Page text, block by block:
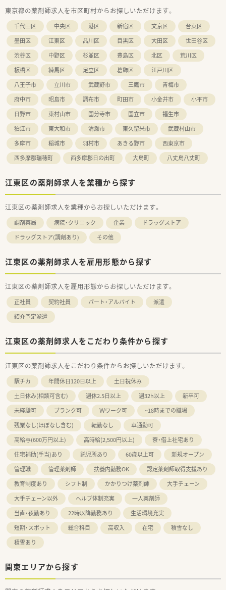
きます。
【法人特徴について】
■東京や埼玉、神奈川の首都圏エリアを中心に複数の調剤薬局を
展開し、安定した経営基盤を持っています。
■従業員の働きやすさを第一に考えた環境整備に力を入れてお
り、社内全体の定着率が非常に高い法人です。
■未経験者に対するマンツーマン指導など、教育体制が充実して
おり、個人の成長をしっかり支援します。
東京都の薬剤師求人を市区町村からお探しいただけます。
千代田区 中央区 港区 新宿区 文京区
台東区
墨田区
江東区 品川区 目黒区 大田区
世田谷区
渋谷区
中野区 杉並区 豊島区 北区
荒川区
板橋区
練馬区 足立区 葛飾区
江戸川区
八王子市
立川市 武蔵野市 三鷹市
青梅市
府中市
昭島市 調布市 町田市 小金井市
小平市
日野市
東村山市 国分寺市 国立市
福生市
狛江市
東大和市 清瀬市 東久留米市
武蔵村山市
多摩市
稲城市 羽村市 あきる野市
西東京市
西多摩郡瑞穂町
西多摩郡日の出町 大島町 八丈島八丈町
江東区の薬剤師求人を業種から探す
江東区の薬剤師求人を業種からお探しいただけます。
調剤薬局 病院・クリニック 企業
ドラッグストア
ドラッグストア(調剤あり)
その他
江東区の薬剤師求人を雇用形態から探す
江東区の薬剤師求人を雇用形態からお探しいただけます。
正社員 契約社員 パート・アルバイト
派遣
紹介予定派遣
江東区の薬剤師求人をこだわり条件から探す
江東区の薬剤師求人をこだわり条件からお探しいただけます。
駅チカ 年間休日120日以上
土日祝休み
土日休み(相談可含む)
週休2.5日以上 週32h以上
新卒可
未経験可
ブランク可 Ｗワーク可
~18時までの職場
残業なし(ほぼなし含む)
転勤なし
車通勤可
高給与(600万円以上)
高時給(2,500円以上)
寮・借上社宅あり
住宅補助(手当)あり
託児所あり 60歳以上可
新規オープン
管理職
管理薬剤師 扶養内勤務OK
認定薬剤師取得支援あり
教育制度あり
シフト制 かかりつけ薬剤師
大手チェーン
大手チェーン以外
ヘルプ体制充実
一人薬剤師
当直・夜勤あり
22時以降勤務あり
生活環境充実
短期・スポット
総合科目 高収入 在宅
積雪なし
積雪あり
関東エリアから探す